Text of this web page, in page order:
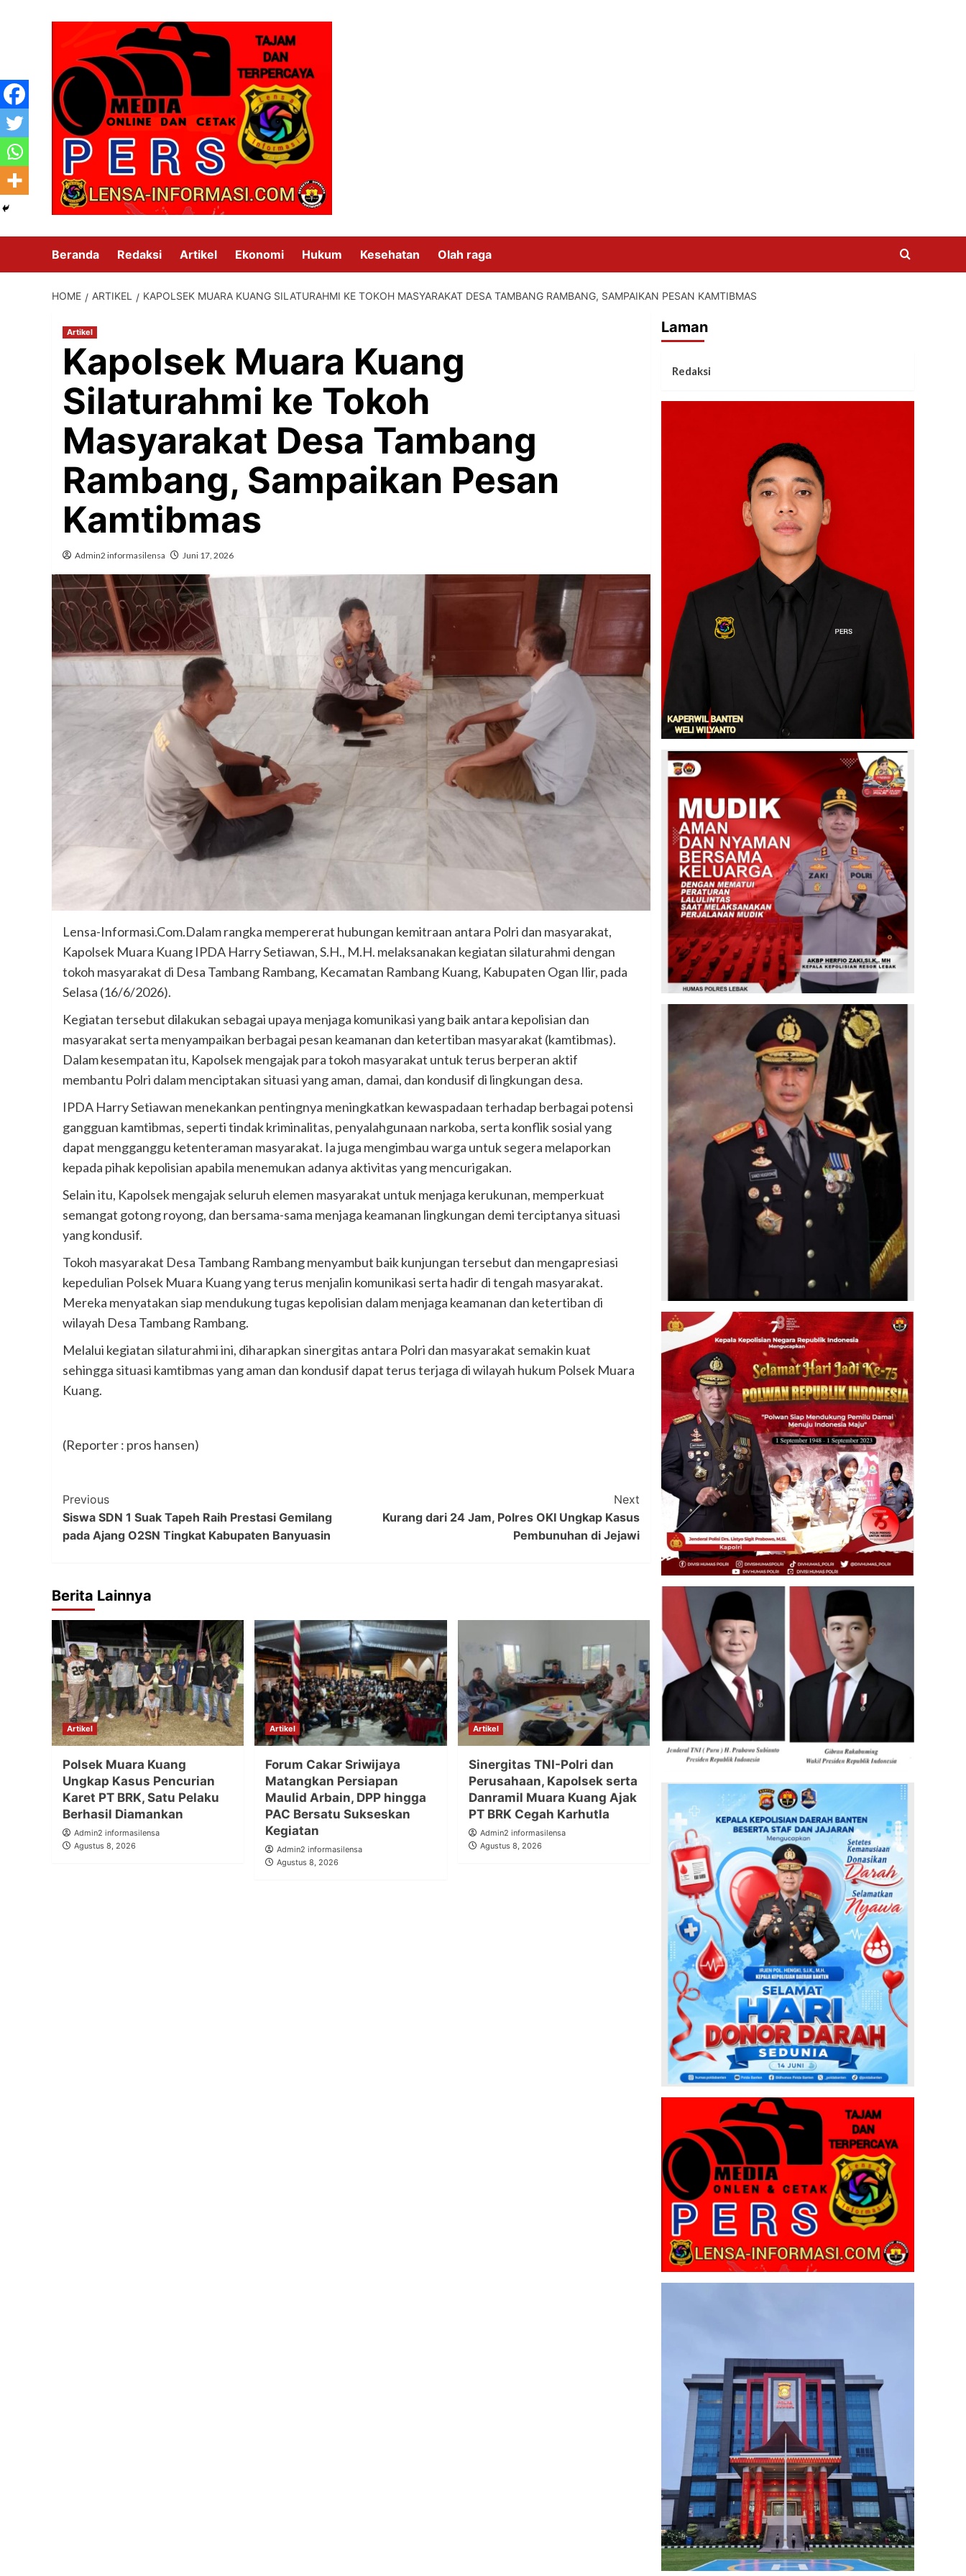
Beranda Redaksi Artikel Ekonomi Hukum Kesehatan Olah raga
HOME ARTIKEL KAPOLSEK MUARA KUANG SILATURAHMI KE TOKOH MASYARAKAT DESA TAMBANG RAMBANG, SAMPAIKAN PESAN KAMTIBMAS
Artikel
Kapolsek Muara Kuang
Silaturahmi ke Tokoh
Masyarakat Desa Tambang
Rambang, Sampaikan Pesan
Kamtibmas
Admin2 informasilensa Juni 17, 2026
Lensa-Informasi.Com.Dalam rangka mempererat hubungan kemitraan antara Polri dan masyarakat,
Kapolsek Muara Kuang IPDA Harry Setiawan, S.H., M.H. melaksanakan kegiatan silaturahmi dengan
tokoh masyarakat di Desa Tambang Rambang, Kecamatan Rambang Kuang, Kabupaten Ogan Ilir, pada
Selasa (16/6/2026).
Kegiatan tersebut dilakukan sebagai upaya menjaga komunikasi yang baik antara kepolisian dan
masyarakat serta menyampaikan berbagai pesan keamanan dan ketertiban masyarakat (kamtibmas).
Dalam kesempatan itu, Kapolsek mengajak para tokoh masyarakat untuk terus berperan aktif
membantu Polri dalam menciptakan situasi yang aman, damai, dan kondusif di lingkungan desa.
IPDA Harry Setiawan menekankan pentingnya meningkatkan kewaspadaan terhadap berbagai potensi
gangguan kamtibmas, seperti tindak kriminalitas, penyalahgunaan narkoba, serta konflik sosial yang
dapat mengganggu ketenteraman masyarakat. Ia juga mengimbau warga untuk segera melaporkan
kepada pihak kepolisian apabila menemukan adanya aktivitas yang mencurigakan.
Selain itu, Kapolsek mengajak seluruh elemen masyarakat untuk menjaga kerukunan, memperkuat
semangat gotong royong, dan bersama-sama menjaga keamanan lingkungan demi terciptanya situasi
yang kondusif.
Tokoh masyarakat Desa Tambang Rambang menyambut baik kunjungan tersebut dan mengapresiasi
kepedulian Polsek Muara Kuang yang terus menjalin komunikasi serta hadir di tengah masyarakat.
Mereka menyatakan siap mendukung tugas kepolisian dalam menjaga keamanan dan ketertiban di
wilayah Desa Tambang Rambang.
Melalui kegiatan silaturahmi ini, diharapkan sinergitas antara Polri dan masyarakat semakin kuat
sehingga situasi kamtibmas yang aman dan kondusif dapat terus terjaga di wilayah hukum Polsek Muara
Kuang.
(Reporter : pros hansen)
Post
Navigation
Previous
Siswa SDN 1 Suak Tapeh Raih Prestasi Gemilang
pada Ajang O2SN Tingkat Kabupaten Banyuasin
Next
Kurang dari 24 Jam, Polres OKI Ungkap Kasus
Pembunuhan di Jejawi
Berita Lainnya
Artikel
Polsek Muara Kuang
Ungkap Kasus Pencurian
Karet PT BRK, Satu Pelaku
Berhasil Diamankan
Admin2 informasilensa
Agustus 8, 2026
Artikel
Forum Cakar Sriwijaya
Matangkan Persiapan
Maulid Arbain, DPP hingga
PAC Bersatu Sukseskan
Kegiatan
Admin2 informasilensa
Agustus 8, 2026
Artikel
Sinergitas TNI-Polri dan
Perusahaan, Kapolsek serta
Danramil Muara Kuang Ajak
PT BRK Cegah Karhutla
Admin2 informasilensa
Agustus 8, 2026
Laman
Redaksi